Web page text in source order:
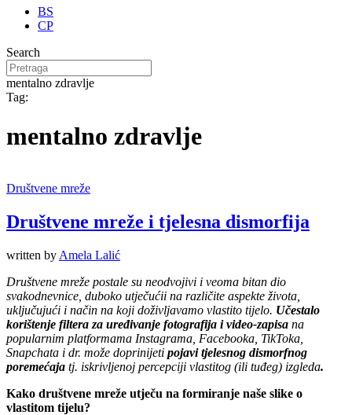
BS
CP
Search
mentalno zdravlje
Tag:
mentalno zdravlje
Društvene mreže
Društvene mreže i tjelesna dismorfija
written by Amela Lalić
Društvene mreže postale su neodvojivi i veoma bitan dio
svakodnevnice, duboko utječućii na različite aspekte života
uključujući i način na koji doživljavamo vlastito tijelo. Učestalo
korištenje filtera za uređivanje fotografija i video-zapisa na
popularnim platformama Instagrama, Facebooka, TikToka,
Snapchata i dr. može doprinijeti pojavi tjelesnog dismorfnog
poremećaja tj. iskrivljenoj percepciji vlastitog (ili tuđeg) izgleda.
Kako društvene mreže utječu na formiranje naše slike o
vlastitom tijelu?